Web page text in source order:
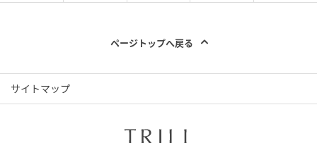
と元カノの名前を言うレイ。「あっ」そう言った後す
ページトップへ戻る
サイトマップ